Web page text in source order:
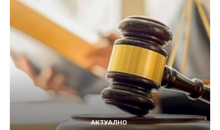
АКТУАЛНО